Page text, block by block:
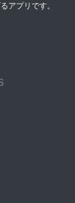
アプリです。